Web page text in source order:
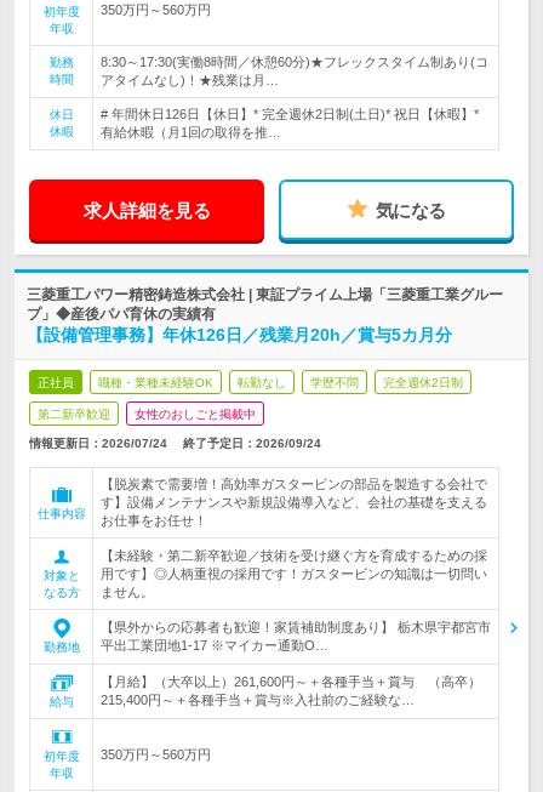
初年度
年収
350万円～560万円
勤務
時間
8:30～17:30(実働8時間／休憩60分)★フレックスタイム制あり(コ
アタイムなし)！★残業は月…
休日
休暇
# 年間休日126日【休日】* 完全週休2日制(土日)* 祝日【休暇】*
有給休暇（月1回の取得を推…
求人詳細を見る 気になる
三菱重工パワー精密鋳造株式会社 | 東証プライム上場「三菱重工業グルー
プ」◆産後パパ育休の実績有
【設備管理事務】年休126日／残業月20h／賞与5カ月分
正社員 職種・業種未経験OK 転勤なし 学歴不問 完全週休2日制
第二新卒歓迎 女性のおしごと掲載中
情報更新日：2026/07/24 終了予定日： 2026/09/24
仕事内容
【脱炭素で需要増！高効率ガスタービンの部品を製造する会社で
す】設備メンテナンスや新規設備導入など、会社の基礎を支える
お仕事をお任せ！
対象と
なる方
【未経験・第二新卒歓迎／技術を受け継ぐ方を育成するための採
用です】◎人柄重視の採用です！ガスタービンの知識は一切問い
ません。
勤務地
【県外からの応募者も歓迎！家賃補助制度あり】 栃木県宇都宮市
平出工業団地1-17 ※マイカー通勤O…
給与
【月給】（大卒以上）261,600円～＋各種手当＋賞与 （高卒）
215,400円～＋各種手当＋賞与※入社前のご経験な…
初年度
年収
350万円～560万円